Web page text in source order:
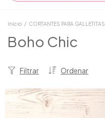
Inicio / CORTANTES PARA GALLETITAS
Boho Chic
Ordenar
Filtrar